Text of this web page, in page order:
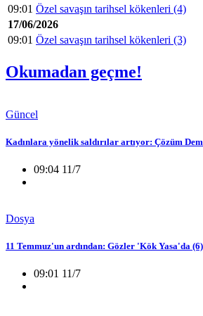
09:01 Özel savaşın tarihsel kökenleri (4)
17/06/2026
09:01 Özel savaşın tarihsel kökenleri (3)
Okumadan geçme!
Güncel
Kadınlara yönelik saldırılar artıyor: Çözüm
09:04 11/7
Dosya
11 Temmuz'un ardından: Gözler 'Kök Yasa'da (6)
09:01 11/7